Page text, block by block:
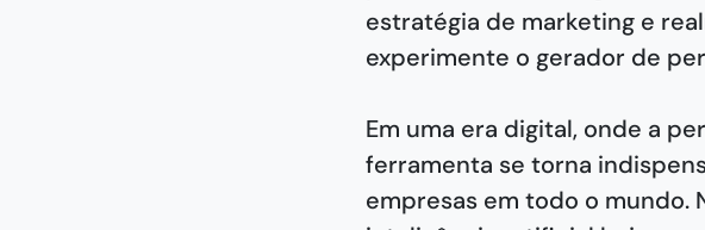
estratégia de marketing e
experimente o gerador de
Em uma era digital, onde a
ferramenta se torna
empresas em todo o mundo.